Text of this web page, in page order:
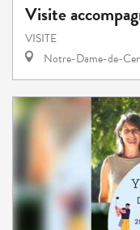
Visite
VISITE
Notre-Dame-de-